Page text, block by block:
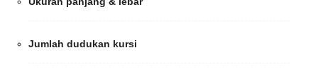
Jumlah dudukan kursi